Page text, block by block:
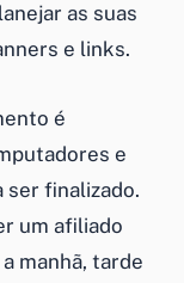
as suas
e links.
é
e
ser finalizado.
um afiliado
manhã, tarde